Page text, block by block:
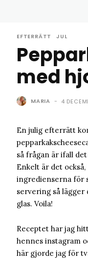
EFTERRÄTT JUL
med
MARIA - 4
En julig efterrätt
så frågan är ifall
Enkelt är det
ingredienserna för
servering så
glas. Voila!
Receptet har jag
hennes instagram
här gjorde jag för